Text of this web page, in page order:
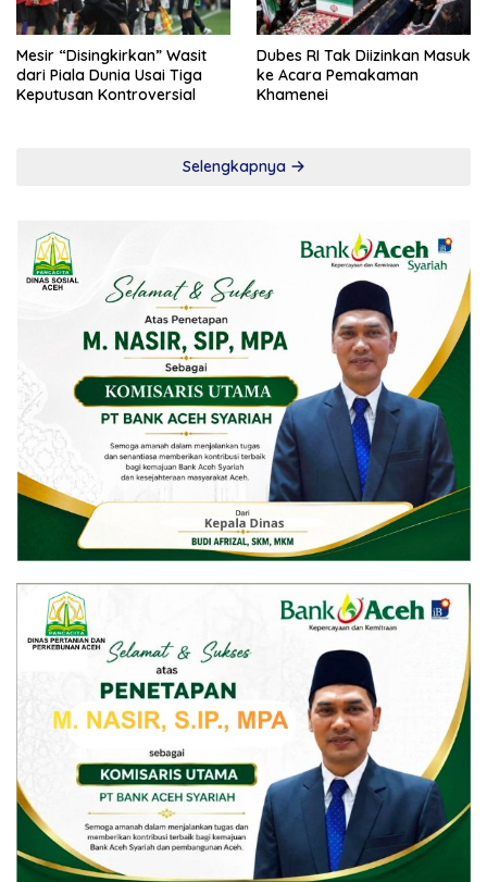
Mesir “Disingkirkan” Wasit
dari Piala Dunia Usai Tiga
Keputusan Kontroversial
Dubes RI Tak Diizinkan Masuk
ke Acara Pemakaman
Khamenei
Selengkapnya